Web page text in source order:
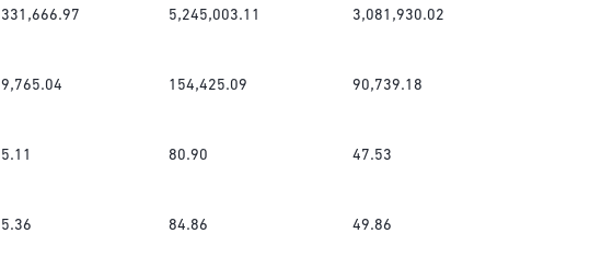
331,666.97 5,245,003.11 3,081,930.02
9,765.04 154,425.09 90,739.18
5.11 80.90 47.53
5.36 84.86 49.86